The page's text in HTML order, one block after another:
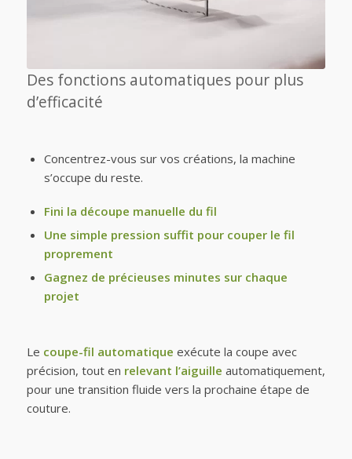
Des fonctions automatiques pour plus
d’efficacité
Concentrez-vous sur vos créations, la machine
s’occupe du reste.
Fini la découpe manuelle du fil
Une simple pression suffit pour couper le fil
proprement
Gagnez de précieuses minutes sur chaque
projet
Le coupe-fil automatique exécute la coupe avec
précision, tout en relevant l’aiguille automatiquement,
pour une transition fluide vers la prochaine étape de
couture.